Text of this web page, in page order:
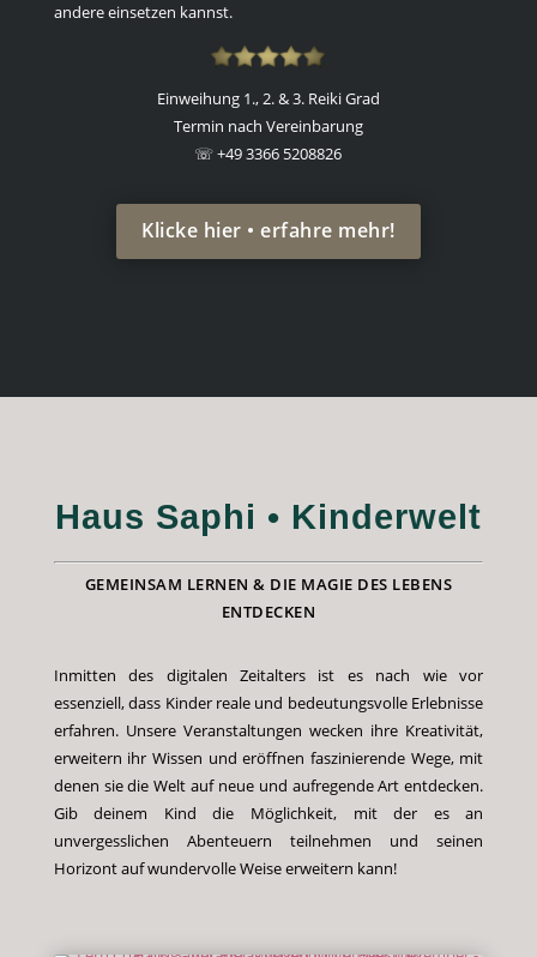
andere einsetzen kannst.
Einweihung 1., 2. & 3. Reiki Grad
Termin nach Vereinbarung
☏ +49 3366 5208826
Klicke hier • erfahre mehr!
Haus Saphi • Kinderwelt
GEMEINSAM LERNEN & DIE MAGIE DES LEBENS
ENTDECKEN
Inmitten des digitalen Zeitalters ist es nach wie vor
essenziell, dass Kinder reale und bedeutungsvolle Erlebnisse
erfahren. Unsere Veranstaltungen wecken ihre Kreativität,
erweitern ihr Wissen und eröffnen faszinierende Wege, mit
denen sie die Welt auf neue und aufregende Art entdecken.
Gib deinem Kind die Möglichkeit, mit der es an
unvergesslichen Abenteuern teilnehmen und seinen
Horizont auf wundervolle Weise erweitern kann!